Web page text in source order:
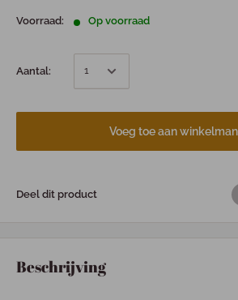
Voorraad: Op voorraad
Aantal:
Voeg toe aan
Deel dit product
Beschrijving